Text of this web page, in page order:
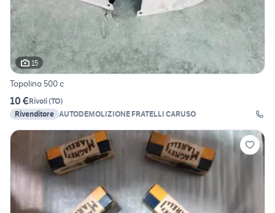
15
Topolino 500 c
10 €Rivoli(TO)
Rivenditore AUTODEMOLIZIONE FRATELLI CARUSO